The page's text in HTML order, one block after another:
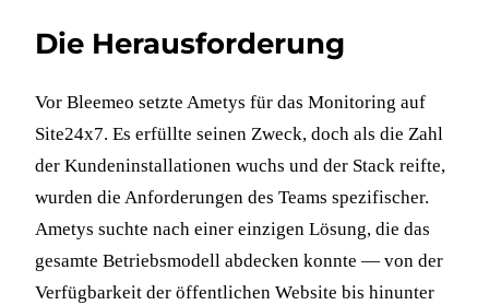
Die Herausforderung
Vor Bleemeo setzte Ametys für das Monitoring auf
Site24x7. Es erfüllte seinen Zweck, doch als die Zahl
der Kundeninstallationen wuchs und der Stack reifte,
wurden die Anforderungen des Teams spezifischer.
Ametys suchte nach einer einzigen Lösung, die das
gesamte Betriebsmodell abdecken konnte — von der
Verfügbarkeit der öffentlichen Website bis hinunter